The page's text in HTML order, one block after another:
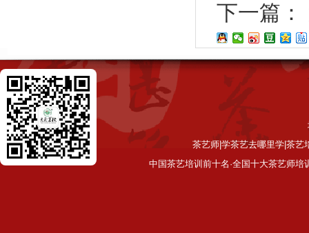
下一篇：
茶艺师|学茶艺去哪里学|茶艺
中国茶艺培训前十名·全国十大茶艺师培